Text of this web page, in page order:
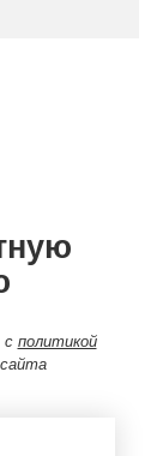
с политикой